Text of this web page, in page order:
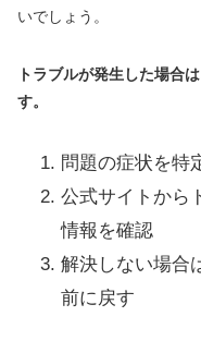
いでしょう。
トラブルが発生した場合
す。
問題の症状を特
公式サイトから
情報を確認
解決しない場合
前に戻す